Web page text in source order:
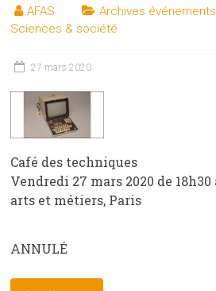
AFAS Archives événements
Sciences & société
27 mars 2020
Café des techniques
Vendredi 27 mars 2020 de 18h30
arts et métiers, Paris
ANNULÉ